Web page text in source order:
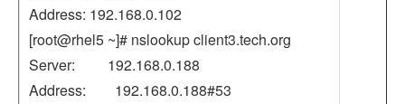
Address: 192.168.0.102
[root@rhel5 ~]# nslookup client3.tech.org
Server: 192.168.0.188
Address: 192.168.0.188#53